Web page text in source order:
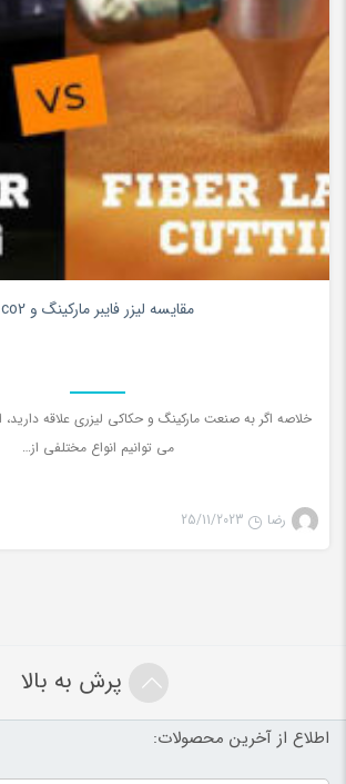
مقایسه لیزر فایبر مارکینگ و co2
خلاصه اگر به صنعت مارکینگ و حکاکی لیزری علاقه دارید،
می توانیم انواع مختلفی از…
رضا 25/11/2023
پرش به بالا
اطلاع از آخرین محصولات: